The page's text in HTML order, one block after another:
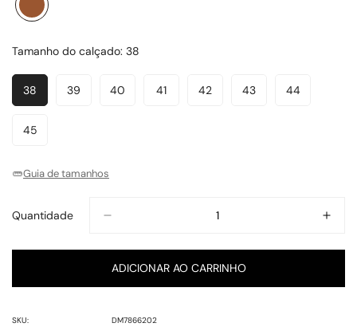
Marrom
Variante
ou
Tamanho do calçado: 38
38Variante
Esgotada
Ou
Indisponível
39Variante40Variante41Variante42Variante43Variante44Variante
45Variante
Indisponível
Guia de tamanhos
Quantidade
ADICIONAR AO CARRINHO
SKU: DM7866202